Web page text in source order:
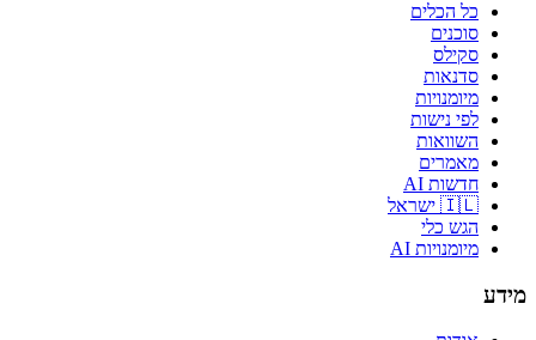
כל הכלים
סוכנים
סקילס
סדנאות
מיומנויות
לפי נישות
השוואות
מאמרים
חדשות AI
🇮🇱 ישראל
הגש כלי
מיומנויות AI
מידע